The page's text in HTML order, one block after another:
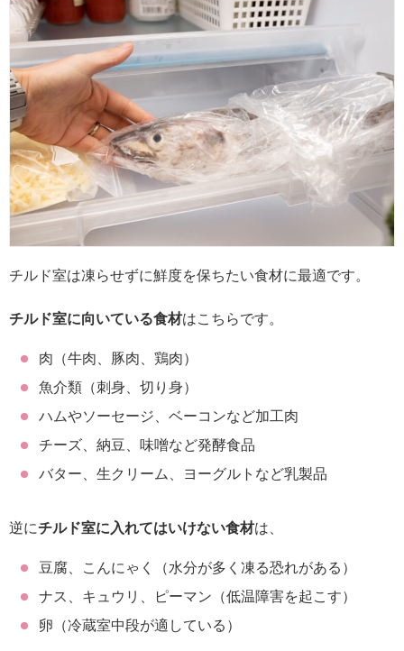
チルド室は凍らせずに鮮度を保ちたい食材に最適です。
チルド室に向いている食材はこちらです。
肉（牛肉、豚肉、鶏肉）
魚介類（刺身、切り身）
ハムやソーセージ、ベーコンなど加工肉
チーズ、納豆、味噌など発酵食品
バター、生クリーム、ヨーグルトなど乳製品
逆にチルド室に入れてはいけない食材は、
豆腐、こんにゃく（水分が多く凍る恐れがある）
ナス、キュウリ、ピーマン（低温障害を起こす）
卵（冷蔵室中段が適している）